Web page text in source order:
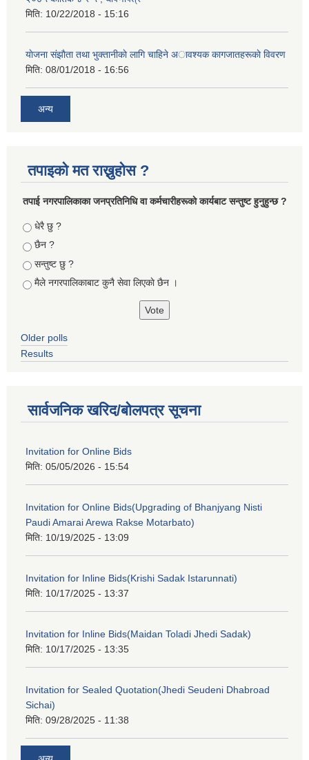
मिति: 10/22/2018 - 15:16
याेजना संझाैता तथा भुक्तानीकाे लागि चाहिने अावश्यक कागजातहरूकाे विवरण
मिति: 08/01/2018 - 16:56
अन्य
तपाइको मत राख्नुहोस ?
तपा‌ई नगरपालिकाका जनप्रतिनिधि वा कर्मचारीहरूकाे कार्यबाट सन्तुष्ट हुनुहुन्छ ?
Choices
धेरै छु ?
छैन ?
सन्तुष्ट छु ?
मैले नगरपालिकाबाट कुनै सेवा लिएकाे छैन ।
Older polls
Results
सार्वजनिक खरिद/बोलपत्र सूचना
Invitation for Online Bids
मिति: 05/05/2026 - 15:54
Invitation for Online Bids(Upgrading of Bhanjyang Nisti
Paudi Amarai Arewa Rakse Motarbato)
मिति: 10/19/2025 - 13:09
Invitation for Inline Bids(Krishi Sadak Istarunnati)
मिति: 10/17/2025 - 13:37
Invitation for Inline Bids(Maidan Toladi Jhedi Sadak)
मिति: 10/17/2025 - 13:35
Invitation for Sealed Quotation(Jhedi Seudeni Dhabroad
Sichai)
मिति: 09/28/2025 - 11:38